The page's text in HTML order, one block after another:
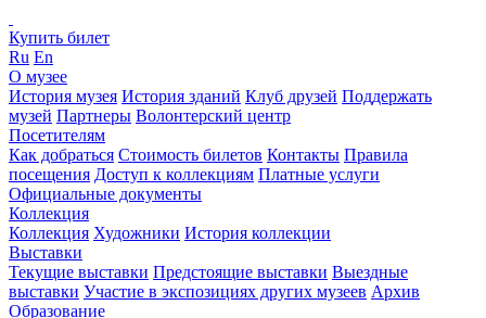
Купить билет
Ru En
О музее
История музея История зданий Клуб друзей Поддержать
музей Партнеры Волонтерский центр
Посетителям
Как добраться Стоимость билетов Контакты Правила
посещения Доступ к коллекциям Платные услуги
Официальные документы
Коллекция
Коллекция Художники История коллекции
Выставки
Текущие выставки Предстоящие выставки Выездные
выставки Участие в экспозициях других музеев Архив
Образование